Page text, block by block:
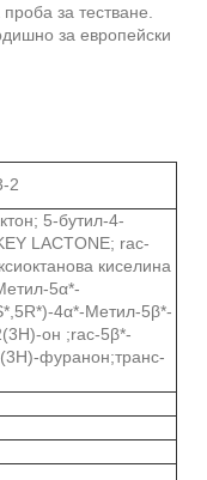
за тестване.
за европейски
2
5-бутил-4-
LACTONE; rac-
киселина
5α*-
4α*-Метил-5β*-
он ;rac-5β*-
фуранон;транс-